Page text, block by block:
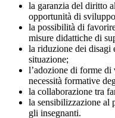
la garanzia del diritto
opportunità di
la possibilità di
misure didattiche di
la riduzione dei disagi
situazione;
l’adozione di forme di
necessità formative
la collaborazione tra
la sensibilizzazione al
gli insegnanti.